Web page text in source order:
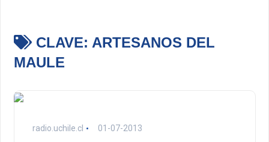
CLAVE: ARTESANOS DEL
MAULE
radio.uchile.cl 01-07-2013